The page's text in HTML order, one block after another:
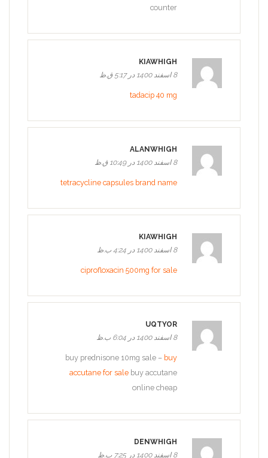
counter
KIAWHIGH
8 اسفند 1400 در 5:17 ق.ظ
tadacip 40 mg
ALANWHIGH
8 اسفند 1400 در 10:49 ق.ظ
tetracycline capsules brand name
KIAWHIGH
8 اسفند 1400 در 4:24 ب.ظ
ciprofloxacin 500mg for sale
UQTYOR
8 اسفند 1400 در 6:04 ب.ظ
buy prednisone 10mg sale – buy
accutane for sale buy accutane
online cheap
DENWHIGH
8 اسفند 1400 در 7:25 ب.ظ